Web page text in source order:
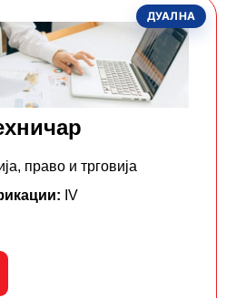
ДУАЛНА
право и трговија
IV